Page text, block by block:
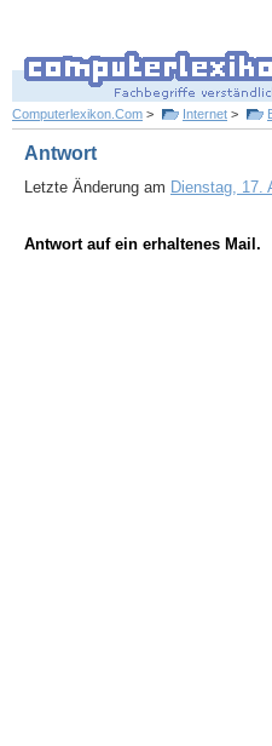
Computerlexikon.Com > Internet >
Antwort
Letzte Änderung am Dienstag, 17.
Antwort auf ein erhaltenes Mail.